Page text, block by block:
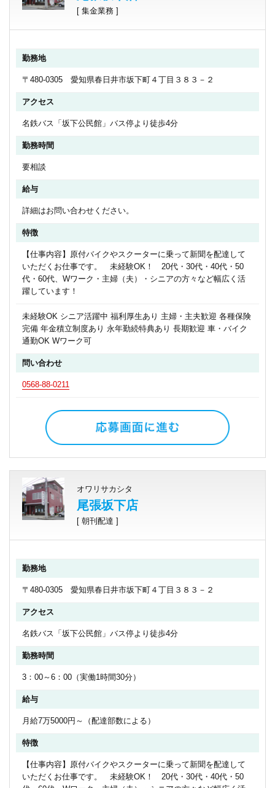
[ 集金業務 ]
勤務地
〒480-0305 愛知県春日井市坂下町４丁目３８３－２
アクセス
名鉄バス「坂下公民館」バス停より徒歩4分
勤務時間
要相談
給与
詳細はお問い合わせください。
特徴
【仕事内容】原付バイクやスクーターに乗って新聞を配達して
いただくお仕事です。 未経験OK！ 20代・30代・40代・50
代・60代、Wワーク・主婦（夫）・シニアの方々など幅広く活
躍しています！
未経験OK シニア活躍中 福利厚生あり 主婦・主夫歓迎 各種保険
完備 年金積立制度あり 永年勤続特典あり 長期歓迎 車・バイク
通勤OK Wワーク可
問い合わせ
0568-88-0211
オワリサカシタ
尾張坂下店
[ 朝刊配達 ]
勤務地
〒480-0305 愛知県春日井市坂下町４丁目３８３－２
アクセス
名鉄バス「坂下公民館」バス停より徒歩4分
勤務時間
3：00～6：00（実働1時間30分）
給与
月給7万5000円～（配達部数による）
特徴
【仕事内容】原付バイクやスクーターに乗って新聞を配達して
いただくお仕事です。 未経験OK！ 20代・30代・40代・50